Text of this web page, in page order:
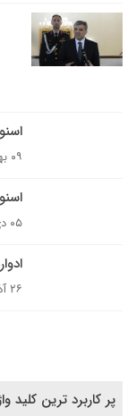
۰۹ بهمن ۱۳۹۲
۰۵ دی ۱۳۹۲
۲۶ آذر ۱۳۹۲
پر کاربرد ترین کلید